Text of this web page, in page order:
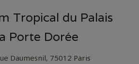
Tropical du Palais
Porte Dorée
Daumesnil, 75012 Paris